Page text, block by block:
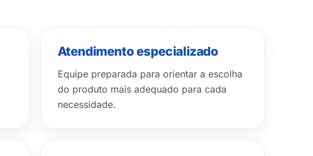
Atendimento especializado
Equipe preparada para orientar a escolha
do produto mais adequado para cada
necessidade.